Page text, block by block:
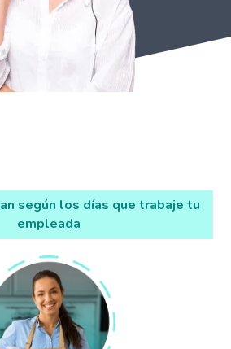
según los días que trabaje tu
empleada